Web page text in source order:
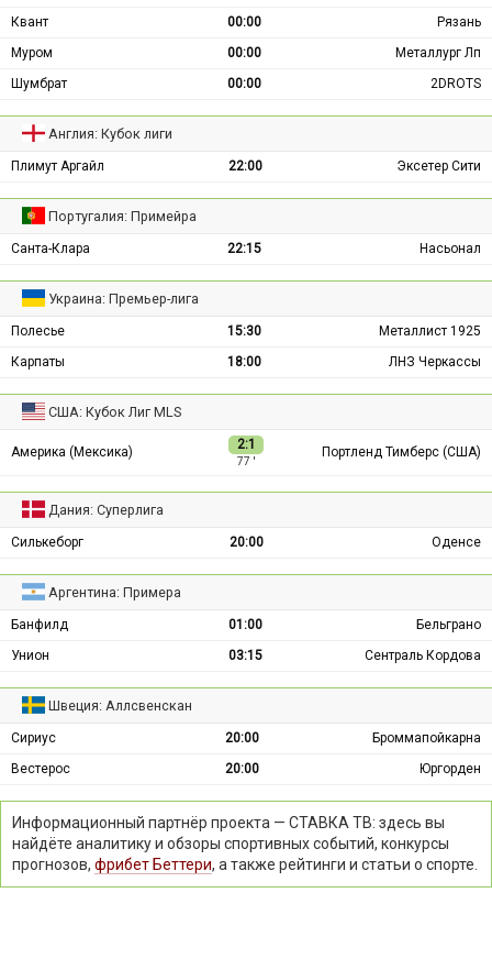
Квант
00:00
Рязань
Муром
00:00
Металлург Лп
Шумбрат
00:00 2DROTS
Англия: Кубок лиги
Плимут Аргайл 22:00 Эксетер Сити
Португалия: Примейра
Санта-Клара 22:15 Насьонал
Украина: Премьер-лига
Полесье 15:30
Металлист 1925
Карпаты
18:00 ЛНЗ Черкассы
США: Кубок Лиг MLS
Америка (Мексика) 2:1
77 ′
Портленд Тимберс (США)
Дания: Суперлига
Силькеборг 20:00 Оденсе
Аргентина: Примера
Банфилд 01:00
Бельграно
Унион
03:15 Сентраль Кордова
Швеция: Аллсвенскан
Сириус 20:00
Броммапойкарна
Вестерос
20:00 Юргорден
Информационный партнёр проекта — СТАВКА ТВ: здесь вы
найдёте аналитику и обзоры спортивных событий, конкурсы
прогнозов, фрибет Беттери, а также рейтинги и статьи о спорте.